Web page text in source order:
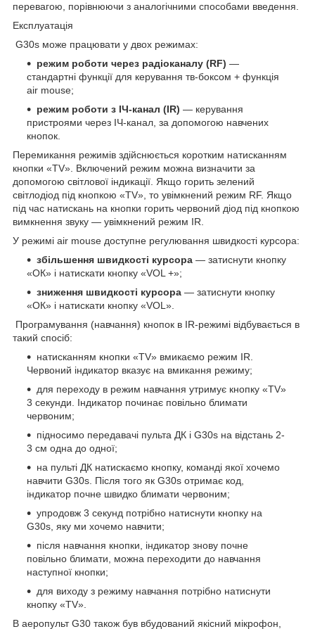
перевагою, порівнюючи з аналогічними способами введення.
Експлуатація
G30s може працювати у двох режимах:
режим роботи через радіоканалу (RF) —
стандартні функції для керування тв-боксом + функція
air mouse;
режим роботи з ІЧ-канал (IR) — керування
пристроями через ІЧ-канал, за допомогою навчених
кнопок.
Перемикання режимів здійснюється коротким натисканням
кнопки «TV». Включений режим можна визначити за
допомогою світлової індикації. Якщо горить зелений
світлодіод під кнопкою «TV», то увімкнений режим RF. Якщо
під час натискань на кнопки горить червоний діод під кнопкою
вимкнення звуку — увімкнений режим IR.
У режимі air mouse доступне регулювання швидкості курсора:
збільшення швидкості курсора — затиснути кнопку
«ОК» і натискати кнопку «VOL +»;
зниження швидкості курсора — затиснути кнопку
«ОК» і натискати кнопку «VOL».
Програмування (навчання) кнопок в IR-режимі відбувається в
такий спосіб:
натисканням кнопки «TV» вмикаємо режим IR.
Червоний індикатор вказує на вмикання режиму;
для переходу в режим навчання утримує кнопку «TV»
3 секунди. Індикатор починає повільно блимати
червоним;
підносимо передавачі пульта ДК і G30s на відстань 2-
3 см одна до одної;
на пульті ДК натискаємо кнопку, команді якої хочемо
навчити G30s. Після того як G30s отримає код,
індикатор почне швидко блимати червоним;
упродовж 3 секунд потрібно натиснути кнопку на
G30s, яку ми хочемо навчити;
після навчання кнопки, індикатор знову почне
повільно блимати, можна переходити до навчання
наступної кнопки;
для виходу з режиму навчання потрібно натиснути
кнопку «TV».
В аеропульт G30 також був вбудований якісний мікрофон,